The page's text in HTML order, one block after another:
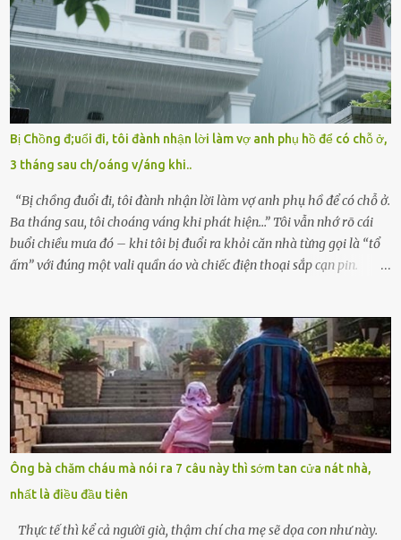
Tùng, một doanh nhân quyền lực có tiếng ở Bình Dương, cùng vợ là
bà Đỗ Thị Nga, lập tức ra quyết định nhẫn tâm: bỏ lại đứa trẻ. Họ
viện cớ “không đủ khả năng nuôi dưỡng” và ký vào giấy từ chối
quyền giám hộ, yêu cầu bệnh viện xử lý bé như một trường hợp bị
bỏ rơi. Trong khi ấy, con gái ruột của họ – Trần Lệ Mi – vẫn đang
mê man sau sinh, hoàn toàn không hay biết chuyện gì xảy ra.
Thiếu úy Nguyễn Thị Mai, một nữ cảnh sát công tác tại địa phương,
tình cờ chứng kiến giây phút bé bị đưa đi trong lặng lẽ. Nét mặt đỏ
hỏn, bàn tay bé xíu co quắp, ...
Bị Chồng đ;uổi đi, tôi đành nhận lời làm vợ anh phụ hồ để có chỗ ở,
3 tháng sau ch/oáng v/áng khi..
“Bị chồng đuổi đi, tôi đành nhận lời làm vợ anh phụ hồ để có chỗ ở.
Ba tháng sau, tôi choáng váng khi phát hiện…” Tôi vẫn nhớ rõ cái
buổi chiều mưa đó – khi tôi bị đuổi ra khỏi căn nhà từng gọi là “tổ
ấm” với đúng một vali quần áo và chiếc điện thoại sắp cạn pin.
cưới cô để có con. Không phải để nuôi một cái thân bất tài chỉ biết
khóc lóc,” anh ta gằn giọng, đẩy mạnh cánh cửa trước mặt tôi.
Tiếng cánh cửa đóng lại, vang lên như một bản án lạnh lùng. Tôi
đứng chết lặng giữa cơn mưa, không biết đi đâu, về đâu. Bố mẹ tôi
mất sớm. Tôi chẳng có anh chị em. Họ hàng cũng thưa thớt, chẳng
ai thân thiết đến mức có thể mở lòng cho tôi tá túc. Bạn bè? Ai cũng
bận rộn với gia đình riêng của họ. Tôi đã từng đặt cược cả thanh
xuân vào người chồng ấy – và giờ, tôi chỉ còn lại chính mình. Tôi lên
chiếc xe buýt cuối ngày, trốn chạy khỏi thành phố và nỗi đau. Tôi v...
Ông bà chăm cháu mà nói ra 7 câu này thì sớm tan cửa nát nhà,
nhất là điều đầu tiên
Thực tế thì kể cả người già, thậm chí cha mẹ sẽ dọa con như này.